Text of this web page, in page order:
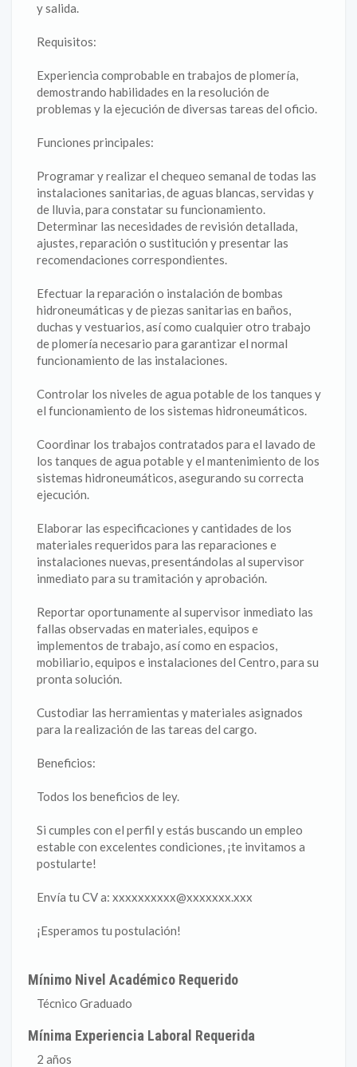
y salida.
Requisitos:
Experiencia comprobable en trabajos de plomería,
demostrando habilidades en la resolución de
problemas y la ejecución de diversas tareas del oficio.
Funciones principales:
Programar y realizar el chequeo semanal de todas las
instalaciones sanitarias, de aguas blancas, servidas y
de lluvia, para constatar su funcionamiento.
Determinar las necesidades de revisión detallada,
ajustes, reparación o sustitución y presentar las
recomendaciones correspondientes.
Efectuar la reparación o instalación de bombas
hidroneumáticas y de piezas sanitarias en baños,
duchas y vestuarios, así como cualquier otro trabajo
de plomería necesario para garantizar el normal
funcionamiento de las instalaciones.
Controlar los niveles de agua potable de los tanques y
el funcionamiento de los sistemas hidroneumáticos.
Coordinar los trabajos contratados para el lavado de
los tanques de agua potable y el mantenimiento de los
sistemas hidroneumáticos, asegurando su correcta
ejecución.
Elaborar las especificaciones y cantidades de los
materiales requeridos para las reparaciones e
instalaciones nuevas, presentándolas al supervisor
inmediato para su tramitación y aprobación.
Reportar oportunamente al supervisor inmediato las
fallas observadas en materiales, equipos e
implementos de trabajo, así como en espacios,
mobiliario, equipos e instalaciones del Centro, para su
pronta solución.
Custodiar las herramientas y materiales asignados
para la realización de las tareas del cargo.
Beneficios:
Todos los beneficios de ley.
Si cumples con el perfil y estás buscando un empleo
estable con excelentes condiciones, ¡te invitamos a
postularte!
Envía tu CV a: xxxxxxxxxx@xxxxxxx.xxx
¡Esperamos tu postulación!
Mínimo Nivel Académico Requerido
Técnico Graduado
Mínima Experiencia Laboral Requerida
2 años